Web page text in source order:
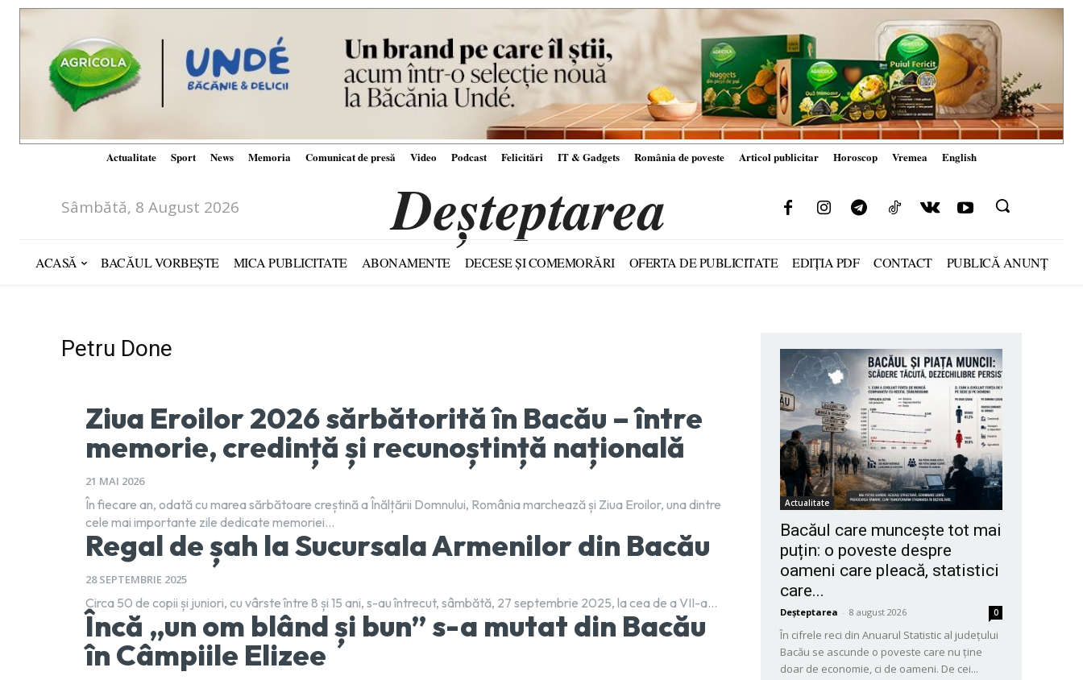
Actualitate Sport News Memoria Comunicat de presă Video Podcast Felicitări IT & Gadgets România de poveste Articol publicitar Horoscop Vremea English
Sâmbătă, 8 August 2026 Deșteptarea
ACASĂ BACĂUL VORBEȘTE MICA PUBLICITATE ABONAMENTE DECESE ȘI COMEMORĂRI OFERTA DE PUBLICITATE EDIȚIA PDF CONTACT PUBLICĂ ANUNȚ
Petru Done
Ziua Eroilor 2026 sărbătorită în Bacău – între
memorie, credință și recunoștință națională
21 MAI 2026
În fiecare an, odată cu marea sărbătoare creștină a Înălțării Domnului, România marchează și Ziua Eroilor, una dintre
cele mai importante zile dedicate memoriei...
Regal de șah la Sucursala Armenilor din Bacău
28 SEPTEMBRIE 2025
Circa 50 de copii și juniori, cu vârste între 8 și 15 ani, s-au întrecut, sâmbătă, 27 septembrie 2025, la cea de a VII-a...
Încă „un om blând și bun” s-a mutat din Bacău
în Câmpiile Elizee
Actualitate
Bacăul care muncește tot mai
puțin: o poveste despre
oameni care pleacă, statistici
care...
Deșteptarea - 8 august 2026 0
În cifrele reci din Anuarul Statistic al județului
Bacău se ascunde o poveste care nu ține
doar de economie, ci de oameni. De cei...